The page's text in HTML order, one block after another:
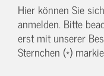
Hier können Sie
anmelden. Bitte
erst mit unserer
Sternchen (*)